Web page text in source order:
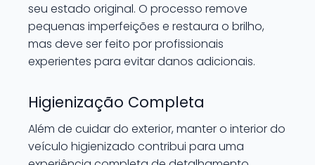
seu estado original. O processo remove
pequenas imperfeições e restaura o brilho,
mas deve ser feito por profissionais
experientes para evitar danos adicionais.
Higienização Completa
Além de cuidar do exterior, manter o interior do
veículo higienizado contribui para uma